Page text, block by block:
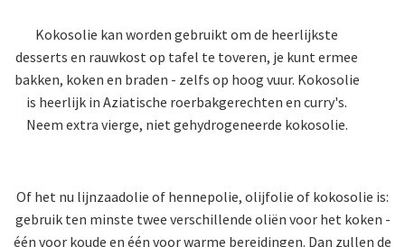
Kokosolie kan worden gebruikt om de heerlijkste
desserts en rauwkost op tafel te toveren, je kunt ermee
bakken, koken en braden - zelfs op hoog vuur. Kokosolie
is heerlijk in Aziatische roerbakgerechten en curry's.
Neem extra vierge, niet gehydrogeneerde kokosolie.
Of het nu lijnzaadolie of hennepolie, olijfolie of kokosolie is:
gebruik ten minste twee verschillende oliën voor het koken -
één voor koude en één voor warme bereidingen. Dan zullen de